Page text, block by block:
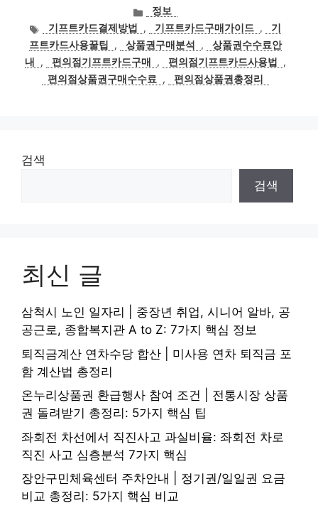
카
테
고
리
정보
태
그
기프트카드결제방법 , 기프트카드구매가이드 ,
기
프트카드사용꿀팁
, 상품권구매분석 ,
상품권수수료안
내
, 편의점기프트카드구매 , 편의점기프트카드사용법
,
편의점상품권구매수수료
, 편의점상품권총정리
검색
검색
최신 글
삼척시 노인 일자리 | 중장년 취업, 시니어 알바, 공
공근로, 종합복지관 A to Z: 7가지 핵심 정보
퇴직금계산 연차수당 합산 | 미사용 연차 퇴직금 포
함 계산법 총정리
온누리상품권 환급행사 참여 조건 | 전통시장 상품
권 돌려받기 총정리: 5가지 핵심 팁
좌회전 차선에서 직진사고 과실비율: 좌회전 차로
직진 사고 심층분석 7가지 핵심
장안구민체육센터 주차안내 | 정기권/일일권 요금
비교 총정리: 5가지 핵심 비교